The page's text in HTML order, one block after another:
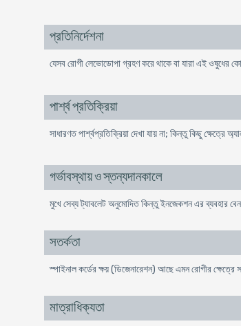
প্রতিনির্দেশনা
যেসব রোগী লেভোডোপা গ্রহণ করে থাকে বা যারা এই ওষুধের
পার্শ্ব প্রতিক্রিয়া
সাধারণত পার্শ্বপ্রতিক্রিয়া দেখা যায় না; কিন্তু কিছু ক্ষেত্রে
গর্ভাবস্থায় ও স্তন্যদানকালে
মুখে সেব্য ট্যাবলেট অনুমোদিত কিন্তু ইনজেকশন এর ব্যবহার
সতর্কতা
স্পাইনাল কর্ডের ক্ষয় (ডিজেনারেশন) আছে এমন রোগীর ক্ষেত্রে
মাত্রাধিক্যতা